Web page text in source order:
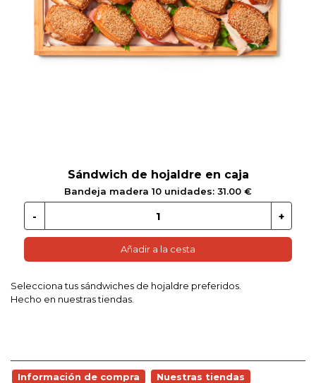
GLUTEN
Sándwich de hojaldre en caja
Bandeja madera 10 unidades: 31.00 €
Añadir a la cesta
Selecciona tus sándwiches de hojaldre preferidos.
Hecho en nuestras tiendas.
Información de compra
Nuestras tiendas